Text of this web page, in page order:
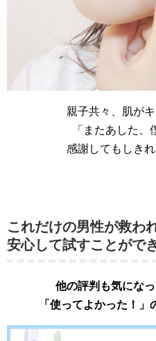
親子共々、肌が
「またあした、
感謝してもしき
これだけの男性が救わ
安心して試すことがで
他の評判も気にな
「使ってよかった！」